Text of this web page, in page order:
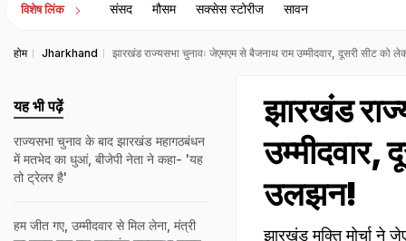
विशेष लिंक संसद मौसम सक्सेस स्टोरीज सावन
होम Jharkhand झारखंड राज्यसभा चुनावः जेएमएम से बैजनाथ राम उम्मीदवार, दूसरी सीट
झारखंड
उलझन!
झारखंड मुक्ति मोर्चा ने
यह भी पढ़ें
राज्यसभा चुनाव के बाद झारखंड महागठबंधन
में मतभेद का धुआं, बीजेपी नेता ने कहा- 'यह
तो ट्रेलर है'
हम जीत गए, उम्मीदवार से मिल लेना, मंत्री